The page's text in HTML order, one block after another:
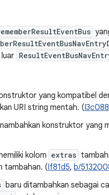
yang kompatibel
URI string mentah. (I3c088
konstruktor yang
kolom extras
tambahan. (If81d5, b/
baru ditambahkan sebagai